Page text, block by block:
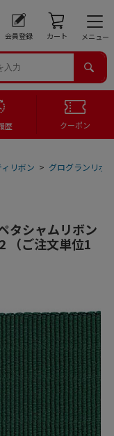
会員登録 カート メニュー
歴 クーポン
リボン > グログランリボ
タシャムリボン
ご注文単位1